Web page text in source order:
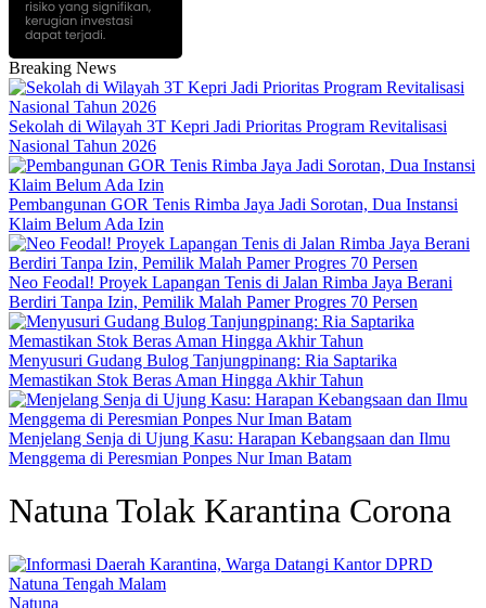
Breaking News
Sekolah di Wilayah 3T Kepri Jadi Prioritas Program Revitalisasi
Nasional Tahun 2026
Pembangunan GOR Tenis Rimba Jaya Jadi Sorotan, Dua Instansi
Klaim Belum Ada Izin
Neo Feodal! Proyek Lapangan Tenis di Jalan Rimba Jaya Berani
Berdiri Tanpa Izin, Pemilik Malah Pamer Progres 70 Persen
Menyusuri Gudang Bulog Tanjungpinang: Ria Saptarika
Memastikan Stok Beras Aman Hingga Akhir Tahun
Menjelang Senja di Ujung Kasu: Harapan Kebangsaan dan Ilmu
Menggema di Peresmian Ponpes Nur Iman Batam
Natuna Tolak Karantina Corona
Natuna